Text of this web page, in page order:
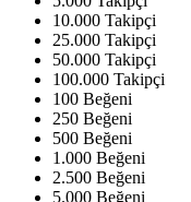
10.000 Takipçi
25.000 Takipçi
50.000 Takipçi
100.000 Takipçi
100 Beğeni
250 Beğeni
500 Beğeni
1.000 Beğeni
2.500 Beğeni
5.000 Beğeni